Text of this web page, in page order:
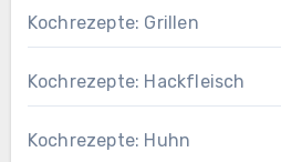
Kochrezepte: Grillen
Kochrezepte: Hackfleisch
Kochrezepte: Huhn